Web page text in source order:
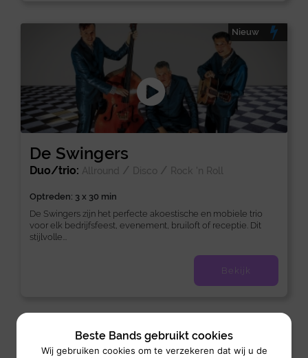
De Swingers
Nieuw
Duo/trio: Allround / Disco / Rock 'n Roll
Optreden: 3 x 30 min
De Swingers zijn het perfecte akoestische en mobiele trio
voor elk bedrijfsfeest, evenement, bruiloft of receptie. Dit
stijlvolle...
Bekijk
1 review
Beste Bands gebruikt cookies
Wij gebruiken cookies om te verzekeren dat wij u de